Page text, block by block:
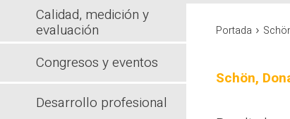
REPOSITORIO EN LÍNEA DE
Portada ›
Schön,
Calidad, medición y
evaluación
Congresos y eventos
Desarrollo profesional